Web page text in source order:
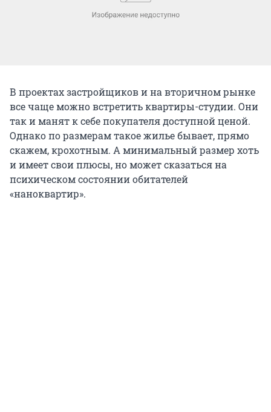
В проектах застройщиков и на вторичном рынке
все чаще можно встретить квартиры-студии. Они
так и манят к себе покупателя доступной ценой.
Однако по размерам такое жилье бывает, прямо
скажем, крохотным. А минимальный размер хоть
и имеет свои плюсы, но может сказаться на
психическом состоянии обитателей
«наноквартир».